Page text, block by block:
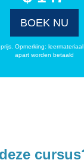
BOEK NU
Opmerking:
apart worden betaald